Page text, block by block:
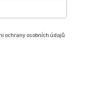
ochrany osobních údajů